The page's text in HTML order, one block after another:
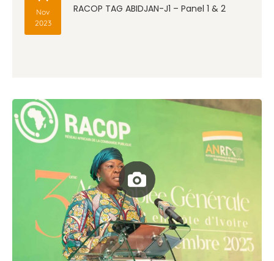
Nov
2023
RACOP TAG ABIDJAN-J1 – Panel 1 & 2